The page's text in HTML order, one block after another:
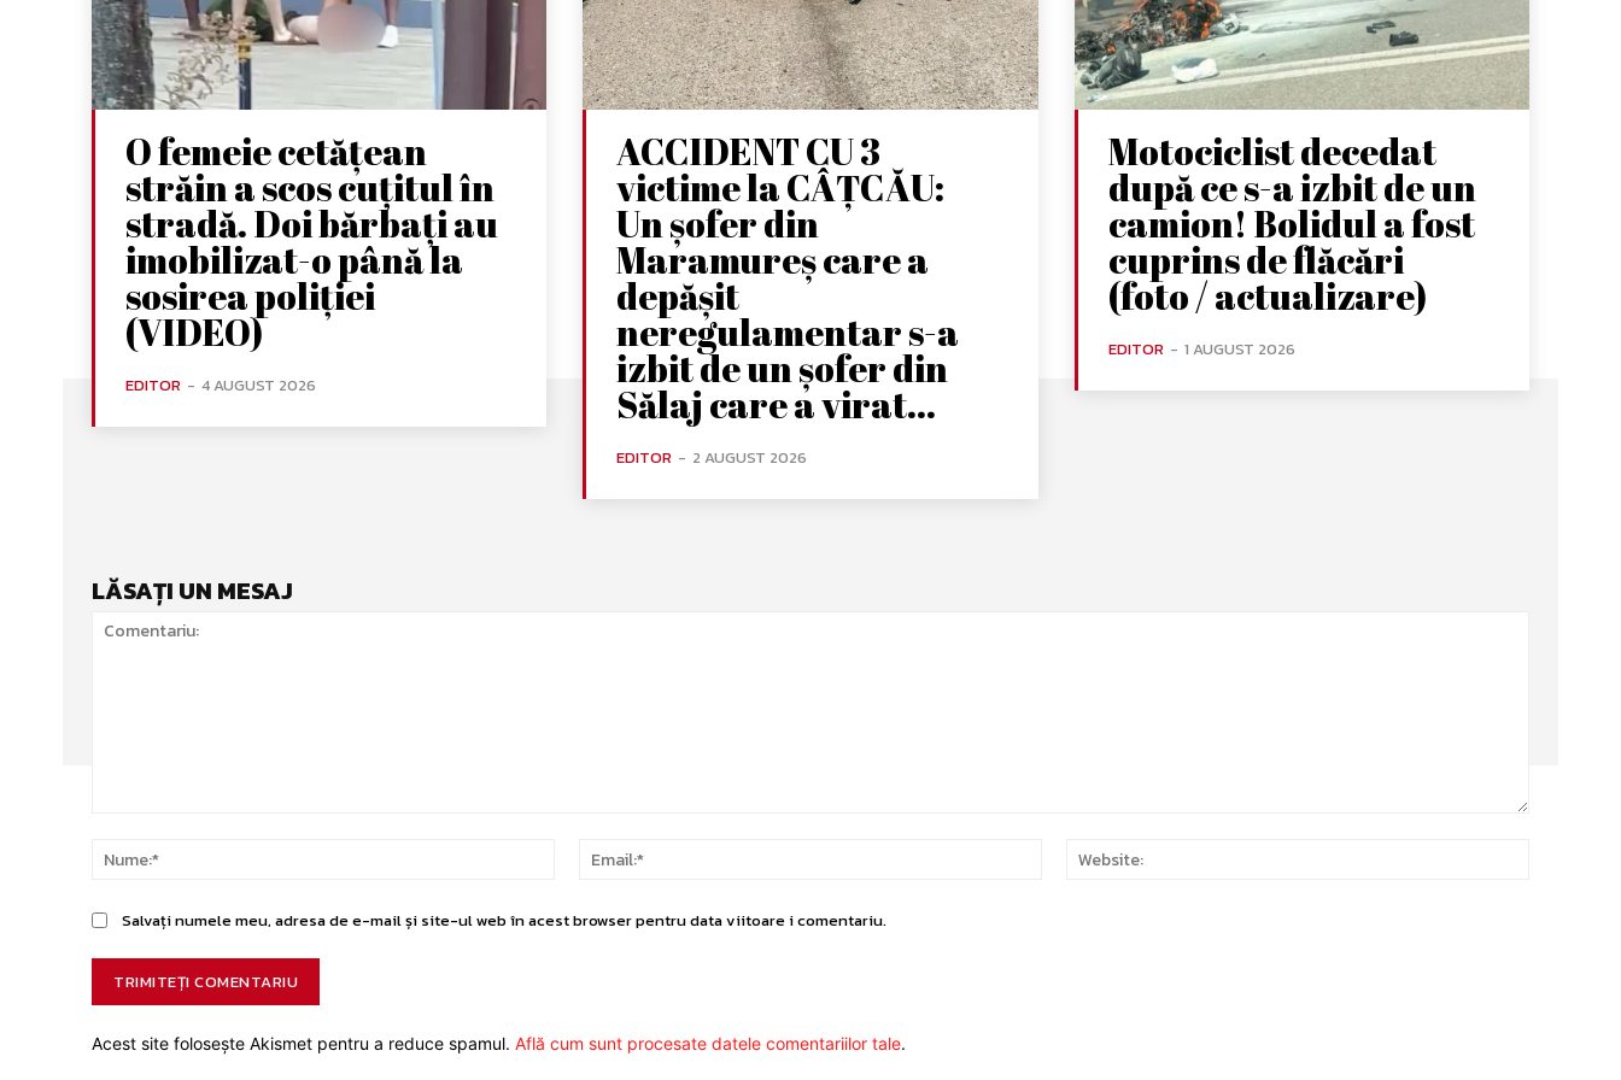
O femeie cetățean
străin a scos cuțitul în
stradă. Doi bărbați au
imobilizat-o până la
sosirea poliției
(VIDEO)
EDITOR - 4 AUGUST 2026
ACCIDENT CU 3
victime la CÂȚCĂU:
Un șofer din
Maramureș care a
depășit
neregulamentar s-a
izbit de un șofer din
Sălaj care a virat...
EDITOR - 2 AUGUST 2026
Motociclist decedat
după ce s-a izbit de un
camion! Bolidul a fost
cuprins de flăcări
(foto / actualizare)
EDITOR - 1 AUGUST 2026
LĂSAȚI UN MESAJ
Nume:*
Email:*
Salvați numele meu, adresa de e-mail și site-ul web în acest browser pentru data viitoare i comentariu.
Acest site folosește Akismet pentru a reduce spamul. Află cum sunt procesate datele comentariilor tale.